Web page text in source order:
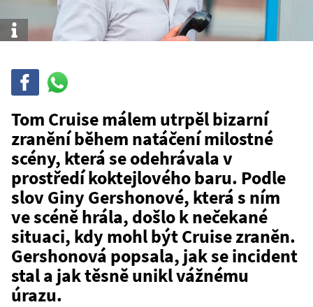
Info
Sdílej
WhatsAppu
Tom Cruise málem utrpěl bizarní
zranění během natáčení milostné
scény, která se odehrávala v
prostředí koktejlového baru. Podle
slov Giny Gershonové, která s ním
ve scéně hrála, došlo k nečekané
situaci, kdy mohl být Cruise zraněn.
Gershonová popsala, jak se incident
stal a jak těsně unikl vážnému
úrazu.